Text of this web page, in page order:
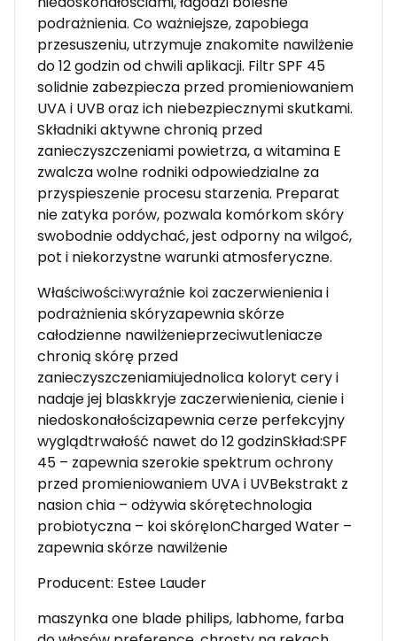
podrażnienia. Co ważniejsze, zapobiega
przesuszeniu, utrzymuje znakomite nawilżenie
do 12 godzin od chwili aplikacji. Filtr SPF 45
solidnie zabezpiecza przed promieniowaniem
UVA i UVB oraz ich niebezpiecznymi skutkami.
Składniki aktywne chronią przed
zanieczyszczeniami powietrza, a witamina E
zwalcza wolne rodniki odpowiedzialne za
przyspieszenie procesu starzenia. Preparat
nie zatyka porów, pozwala komórkom skóry
swobodnie oddychać, jest odporny na wilgoć,
pot i niekorzystne warunki atmosferyczne.
Właściwości:wyraźnie koi zaczerwienienia i
podrażnienia skóryzapewnia skórze
całodzienne nawilżenieprzeciwutleniacze
chronią skórę przed
zanieczyszczeniamiujednolica koloryt cery i
nadaje jej blaskkryje zaczerwienienia, cienie i
niedoskonałościzapewnia cerze perfekcyjny
wyglądtrwałość nawet do 12 godzinSkład:SPF
45 – zapewnia szerokie spektrum ochrony
przed promieniowaniem UVA i UVBekstrakt z
nasion chia – odżywia skórętechnologia
probiotyczna – koi skóręIonCharged Water –
zapewnia skórze nawilżenie
Producent: Estee Lauder
maszynka one blade philips, labhome, farba